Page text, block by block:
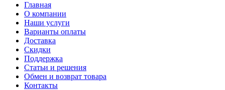
Главная
О компании
Наши услуги
Варианты оплаты
Доставка
Скидки
Поддержка
Статьи и решения
Обмен и возврат товара
Контакты